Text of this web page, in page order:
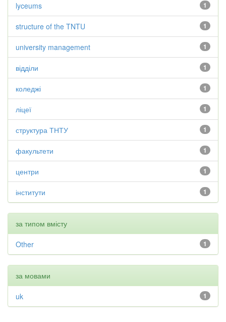
1
lyceums
1
structure of the TNTU
1
university management
1
відділи
1
коледжі
1
ліцеї
1
структура ТНТУ
1
факультети
1
центри
1
інститути
за типом вмісту
1
Other
за мовами
1
uk